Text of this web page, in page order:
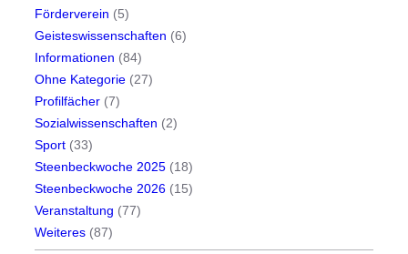
Förderverein (5)
Geisteswissenschaften (6)
Informationen (84)
Ohne Kategorie (27)
Profilfächer (7)
Sozialwissenschaften (2)
Sport (33)
Steenbeckwoche 2025 (18)
Steenbeckwoche 2026 (15)
Veranstaltung (77)
Weiteres (87)